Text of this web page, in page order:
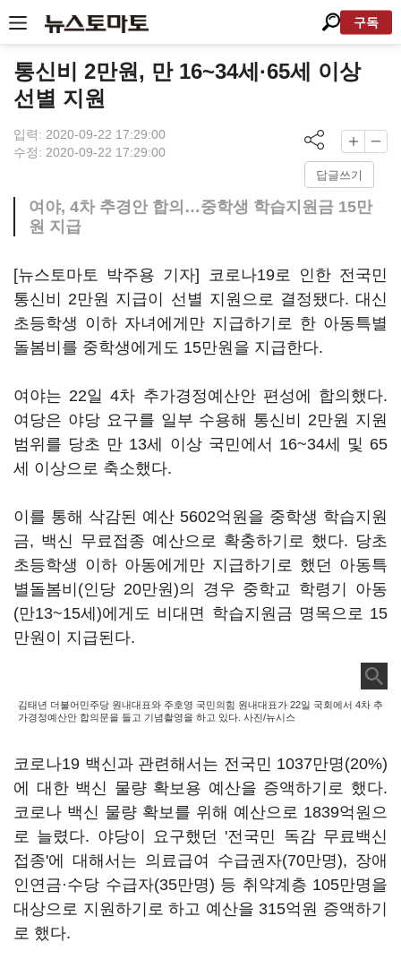
구독
통신비 2만원, 만 16~34세·65세 이상
선별 지원
입력: 2020-09-22 17:29:00
수정: 2020-09-22 17:29:00
답글쓰기
여야, 4차 추경안 합의…중학생 학습지원금 15만
원 지급
[뉴스토마토 박주용 기자] 코로나19로 인한 전국민
통신비 2만원 지급이 선별 지원으로 결정됐다. 대신
초등학생 이하 자녀에게만 지급하기로 한 아동특별
돌봄비를 중학생에게도 15만원을 지급한다.
여야는 22일 4차 추가경정예산안 편성에 합의했다.
여당은 야당 요구를 일부 수용해 통신비 2만원 지원
범위를 당초 만 13세 이상 국민에서 16~34세 및 65
세 이상으로 축소했다.
이를 통해 삭감된 예산 5602억원을 중학생 학습지원
금, 백신 무료접종 예산으로 확충하기로 했다. 당초
초등학생 이하 아동에게만 지급하기로 했던 아동특
별돌봄비(인당 20만원)의 경우 중학교 학령기 아동
(만13~15세)에게도 비대면 학습지원금 명목으로 15
만원이 지급된다.
김태년 더불어민주당 원내대표와 주호영 국민의힘 원내대표가 22일 국회에서 4차 추
가경정예산안 합의문을 들고 기념촬영을 하고 있다. 사진/뉴시스
코로나19 백신과 관련해서는 전국민 1037만명(20%)
에 대한 백신 물량 확보용 예산을 증액하기로 했다.
코로나 백신 물량 확보를 위해 예산으로 1839억원으
로 늘렸다. 야당이 요구했던 '전국민 독감 무료백신
접종'에 대해서는 의료급여 수급권자(70만명), 장애
인연금·수당 수급자(35만명) 등 취약계층 105만명을
대상으로 지원하기로 하고 예산을 315억원 증액하기
로 했다.